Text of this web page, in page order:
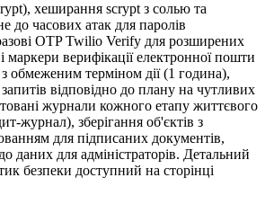
хеширання scrypt з солью та
до часових атак для паролів
OTP Twilio Verify для розширених
маркери верифікації електронної пошти
обмеженим терміном дії (1 година),
відповідно до плану на чутливих
журнали кожного етапу життєвого
журнал), зберігання об'єктів з
для підписаних документів,
даних для адміністраторів. Детальний
безпеки доступний на сторінці